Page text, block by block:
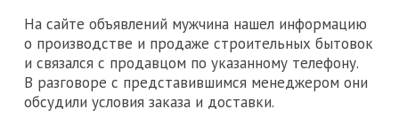
На сайте объявлений мужчина нашел информацию
о производстве и продаже строительных бытовок
и связался с продавцом по указанному телефону.
В разговоре с представившимся менеджером они
обсудили условия заказа и доставки.